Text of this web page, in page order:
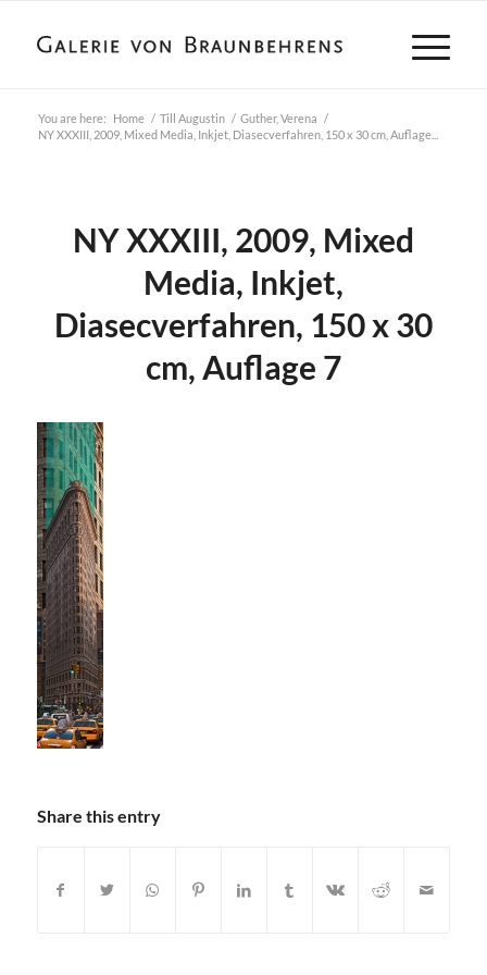
You are here: Home / Till Augustin / Guther, Verena /
NY XXXIII, 2009, Mixed Media, Inkjet, Diasecverfahren, 150 x 30 cm, Auflage...
NY XXXIII, 2009, Mixed
Media, Inkjet,
Diasecverfahren, 150 x 30
cm, Auflage 7
Share this entry